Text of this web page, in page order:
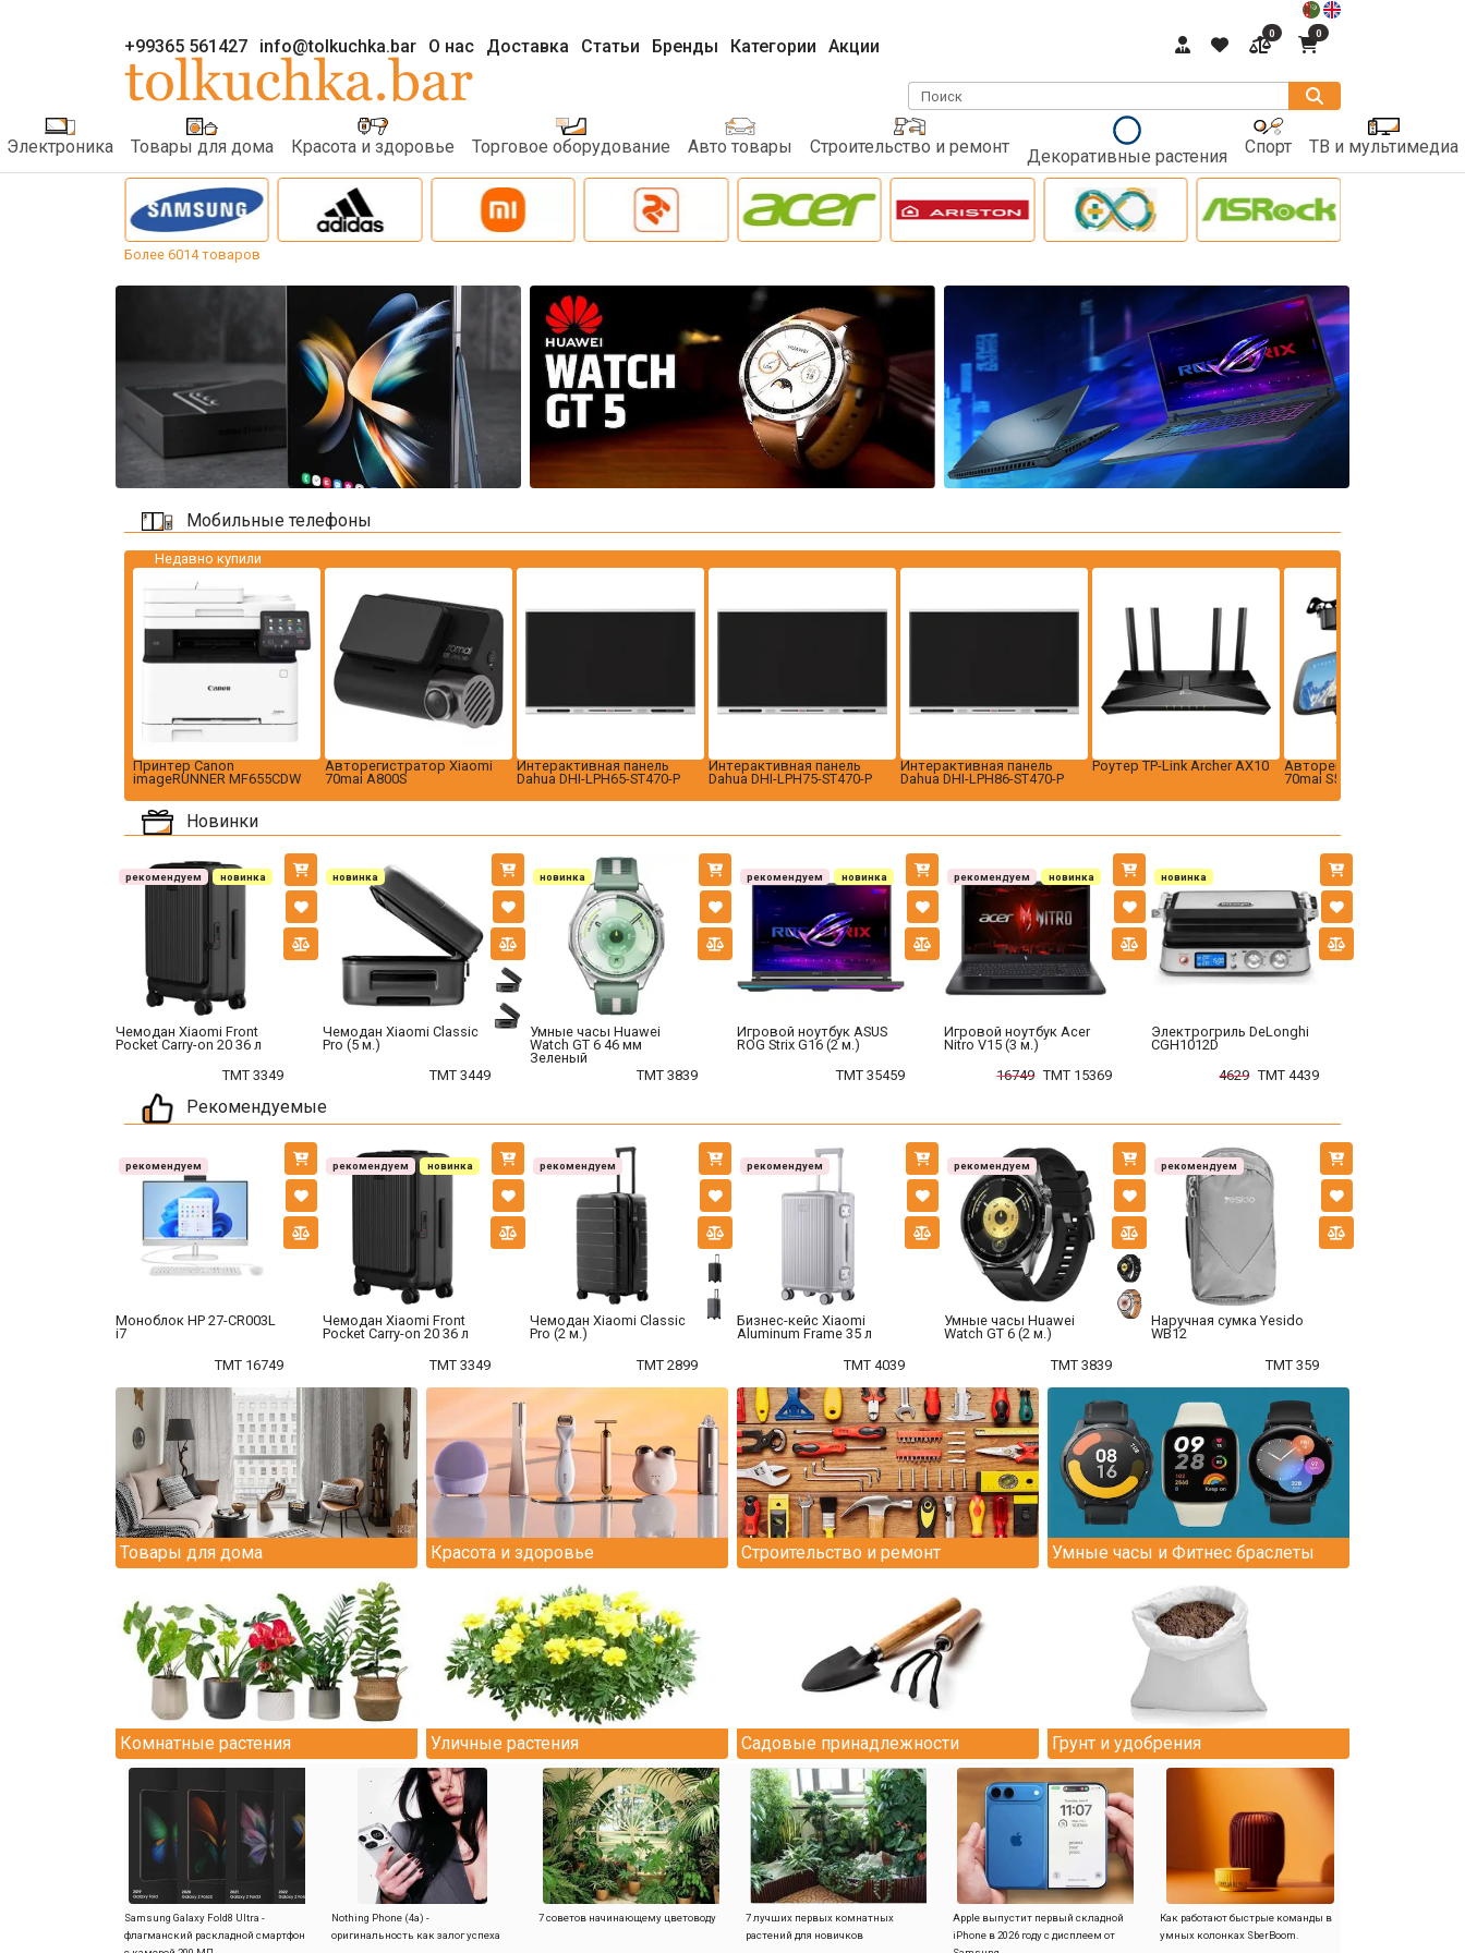
+99365 561427 info@tolkuchka.bar О нас Доставка Статьи Бренды Категории Акции
0 0
Поиск
Электроника Товары для дома Красота и здоровье Торговое оборудование Авто товары Строительство и ремонт Декоративные растения Спорт ТВ и мультимедиа
Более 6014 товаров
Мобильные телефоны
Недавно купили
Принтер Canon
imageRUNNER MF655CDW
Авторегистратор Xiaomi
70mai A800S
Интерактивная панель
Dahua DHI-LPH65-ST470-P
Интерактивная панель
Dahua DHI-LPH75-ST470-P
Интерактивная панель
Dahua DHI-LPH86-ST470-P
Роутер TP-Link Archer AX10
Авторегистратор Xiaomi
70mai S500
Новинки
рекомендуем новинка
Чемодан Xiaomi Front
Pocket Carry-on 20 36 л
TMT 3349
новинка
Чемодан Xiaomi Classic
Pro (5 м.)
TMT 3449
новинка
Умные часы Huawei
Watch GT 6 46 мм
Зеленый
TMT 3839
рекомендуем новинка
Игровой ноутбук ASUS
ROG Strix G16 (2 м.)
TMT 35459
рекомендуем новинка
Игровой ноутбук Acer
Nitro V15 (3 м.)
16749 TMT 15369
новинка
Электрогриль DeLonghi
CGH1012D
4629 TMT 4439
Рекомендуемые
рекомендуем
Моноблок HP 27-CR003L
i7
TMT 16749
рекомендуем новинка
Чемодан Xiaomi Front
Pocket Carry-on 20 36 л
TMT 3349
рекомендуем
Чемодан Xiaomi Classic
Pro (2 м.)
TMT 2899
рекомендуем
Бизнес-кейс Xiaomi
Aluminum Frame 35 л
TMT 4039
рекомендуем
Умные часы Huawei
Watch GT 6 (2 м.)
TMT 3839
рекомендуем
Наручная сумка Yesido
WB12
TMT 359
Товары для дома Красота и здоровье Строительство и ремонт Умные часы и Фитнес браслеты
Комнатные растения Уличные растения Садовые принадлежности Грунт и удобрения
Samsung Galaxy Fold8 Ultra -
флагманский раскладной смартфон
Nothing Phone (4a) -
оригинальность как залог успеха
7 советов начинающему цветоводу
7 лучших первых комнатных
растений для новичков
Apple выпустит первый складной
iPhone в 2026 году с дисплеем от
Как работают быстрые команды в
умных колонках SberBoom.